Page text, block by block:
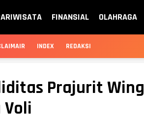
FINANSIAL OLAHRAGA
INDEX REDAKSI
Prajurit Wing
Voli